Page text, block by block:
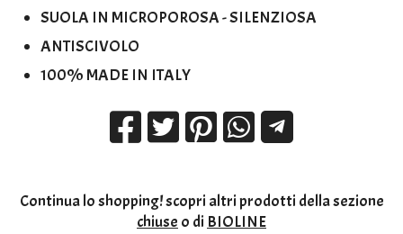
SUOLA IN MICROPOROSA - SILENZIOSA
ANTISCIVOLO
100% MADE IN ITALY
Continua lo shopping!scopri altri prodotti della sezione
chiuse o di BIOLINE